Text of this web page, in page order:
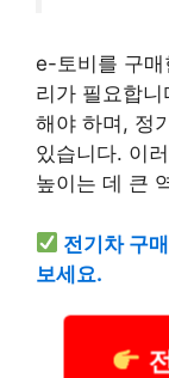
e-토비를 구매
리가 필요합
해야 하며, 정
있습니다. 이
높이는 데 큰
전기차 구
보세요.